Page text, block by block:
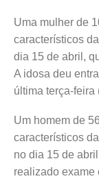
Uma mulher de
característicos
dia 15 de abril,
A idosa deu
última terça-feira
Um homem de
característicos
no dia 15 de
realizado exame